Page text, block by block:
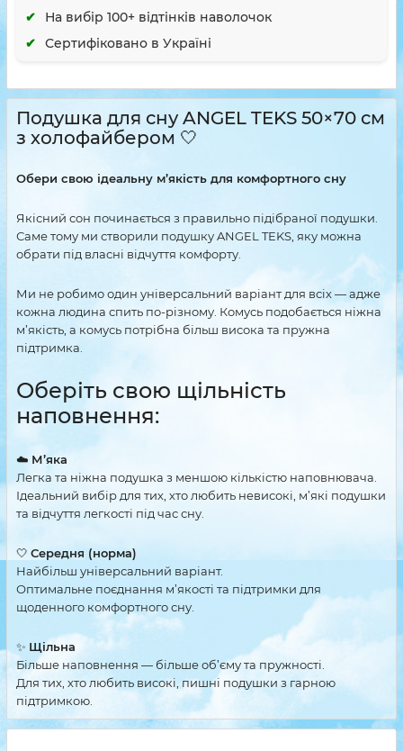
На вибір 100+ відтінків наволочок
Сертифіковано в Україні
Подушка для сну ANGEL TEKS 50×70 см
з холофайбером 🤍
Обери свою ідеальну м’якість для комфортного сну
Якісний сон починається з правильно підібраної подушки.
Саме тому ми створили подушку ANGEL TEKS, яку можна
обрати під власні відчуття комфорту.
Ми не робимо один універсальний варіант для всіх — адже
кожна людина спить по-різному. Комусь подобається ніжна
м’якість, а комусь потрібна більш висока та пружна
підтримка.
Оберіть свою щільність
наповнення:
☁️ М’яка
Легка та ніжна подушка з меншою кількістю наповнювача.
Ідеальний вибір для тих, хто любить невисокі, м’які подушки
та відчуття легкості під час сну.
🤍 Середня (норма)
Найбільш універсальний варіант.
Оптимальне поєднання м’якості та підтримки для
щоденного комфортного сну.
✨ Щільна
Більше наповнення — більше об’єму та пружності.
Для тих, хто любить високі, пишні подушки з гарною
підтримкою.